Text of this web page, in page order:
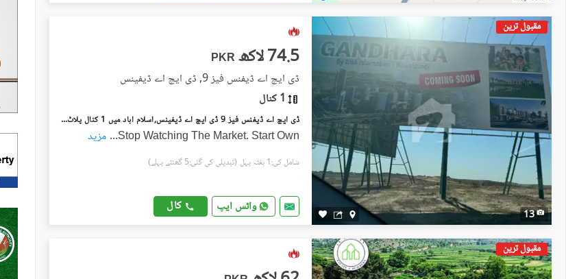
مقبول ترین
13
PKR 74.5 لاکھ
ڈی ایچ اے ڈیفنس فیز 9, ڈی ایچ اے ڈیفینس
1 کنال
ڈی ایچ اے ڈیفنس فیز 9 ڈی ایچ اے ڈیفینس,اسلام آباد میں 1 کنال پلاٹ فائل 74.5 لاکھ میں برائے فروخت۔
Stop Watching The Market. Start Own
... مزید
شامل کی:1 ہفتہ پہل (تبدیلی کی گئی:5 گھنٹے پہلے)
واٹس ایپ کال
مقبول ترین